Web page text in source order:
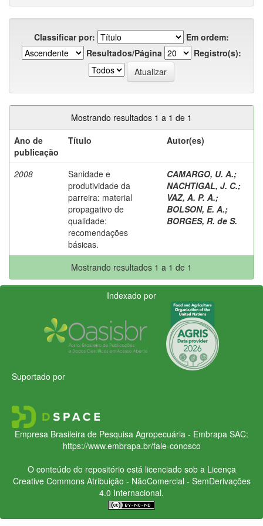
Classificar por:
Em ordem:
Resultados/Página
Registro(s):
Mostrando resultados 1 a 1 de 1
Ano de
publicação
Título Autor(es)
2008
Sanidade e
produtividade da
parreira: material
propagativo de
qualidade:
recomendações
básicas.
CAMARGO, U. A.;
NACHTIGAL, J. C.;
VAZ, A. P. A.;
BOLSON, E. A.;
BORGES, R. de S.
Mostrando resultados 1 a 1 de 1
Indexado por
Suportado por
Empresa Brasileira de Pesquisa Agropecuária - Embrapa SAC:
https://www.embrapa.br/fale-conosco
O conteúdo do repositório está licenciado sob a Licença
Creative CommonsAtribuição - NãoComercial - SemDerivações
4.0 Internacional.